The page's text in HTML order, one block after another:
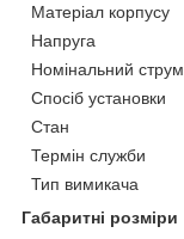
Матеріал корпусу
Напруга
Номінальний струм
Спосіб установки
Стан
Термін служби
Тип вимикача
Габаритні розміри